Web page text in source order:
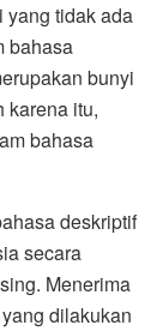
yang tidak ada
bahasa
bunyi
karena itu,
bahasa
deskriptif
secara
Menerima
dilakukan